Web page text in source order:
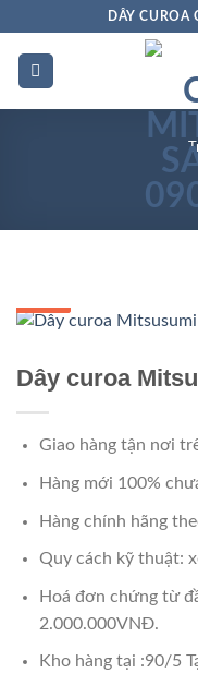
dung
DÂY
Dây curoa
Giao hàng tận nơi
Hàng mới 100%
Hàng chính hãng
Quy cách kỹ thuật:
Hoá đơn chứng từ
2.000.000VNĐ.
Kho hàng tại :90/5